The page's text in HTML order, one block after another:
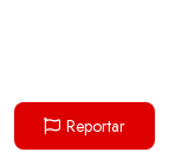
Reportar